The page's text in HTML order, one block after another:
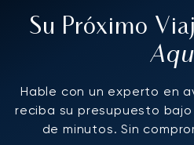
Su Próximo
Hable con un experto en
reciba su presupuesto
de minutos. Sin